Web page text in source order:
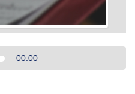
Audio00:00